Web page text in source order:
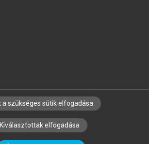
CÉGEKNEK KÖNYVTÁROSOKNAK
ÉS LEKTORÁLÁSI ALAPELVEK
a szükséges sütik elfogadása
Kiválasztottak elfogadása